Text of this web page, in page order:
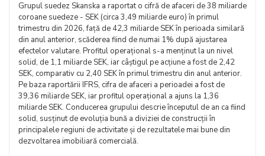
Grupul suedez Skanska a raportat o cifră de afaceri de 38 miliarde
coroane suedeze - SEK (circa 3,49 miliarde euro) în primul
trimestru din 2026, față de 42,3 miliarde SEK în perioada similară
din anul anterior, scăderea fiind de numai 1% după ajustarea
efectelor valutare. Profitul operațional s-a menținut la un nivel
solid, de 1,1 miliarde SEK, iar câștigul pe acțiune a fost de 2,42
SEK, comparativ cu 2,40 SEK în primul trimestru din anul anterior.
Pe baza raportării IFRS, cifra de afaceri a perioadei a fost de
39,36 miliarde SEK, iar profitul operațional a ajuns la 1,36
miliarde SEK. Conducerea grupului descrie începutul de an ca fiind
solid, susținut de evoluția bună a diviziei de construcții în
principalele regiuni de activitate și de rezultatele mai bune din
dezvoltarea imobiliară comercială.